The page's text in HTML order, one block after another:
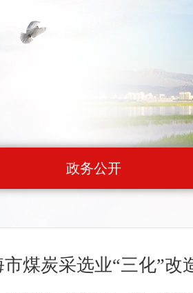
政务公开
煤炭采选业“三化”改